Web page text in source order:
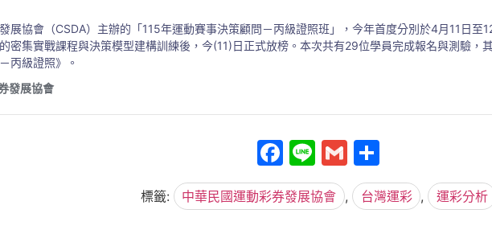
展協會（CSDA）主辦的「115年運動賽事決策顧問－丙級證照班」，今年首度分別於4月11日
密集實戰課程與決策模型建構訓練後，今(11)日正式放榜。本次共有29位學員完成報名與測驗，
丙級證照》。
發展協會
Facebook
LineGmail
享
標籤: 中華民國運動彩券發展協會 , 台灣運彩 , 運彩分析